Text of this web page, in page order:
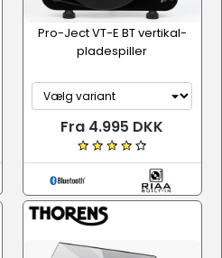
Pro-Ject VT-E BT vertikal-
pladespiller
Fra 4.995 DKK